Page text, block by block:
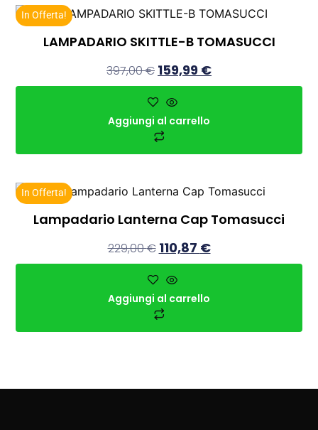
In Offerta!
LAMPADARIO SKITTLE-B TOMASUCCI
397,00€ 159,99 €
Aggiungi al carrello
In Offerta!
Lampadario Lanterna Cap Tomasucci
229,00€ 110,87 €
Aggiungi al carrello